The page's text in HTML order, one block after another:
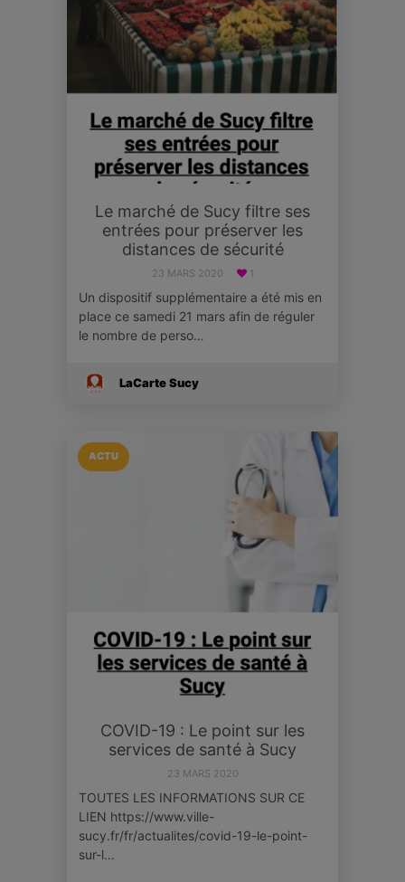
Le marché de Sucy filtre ses
entrées pour préserver les
distances de sécurité
23 MARS 2020 1
Un dispositif supplémentaire a été mis en
place ce samedi 21 mars afin de réguler
le nombre de perso…
LaCarte Sucy
ACTU
COVID-19 : Le point sur les
services de santé à Sucy
23 MARS 2020
TOUTES LES INFORMATIONS SUR CE
LIEN https://www.ville-
sucy.fr/fr/actualites/covid-19-le-point-
sur-l…